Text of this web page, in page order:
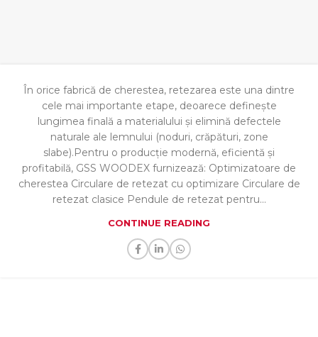
În orice fabrică de cherestea, retezarea este una dintre
cele mai importante etape, deoarece definește
lungimea finală a materialului și elimină defectele
naturale ale lemnului (noduri, crăpături, zone
slabe).Pentru o producție modernă, eficientă și
profitabilă, GSS WOODEX furnizează: Optimizatoare de
cherestea Circulare de retezat cu optimizare Circulare de
retezat clasice Pendule de retezat pentru...
CONTINUE READING